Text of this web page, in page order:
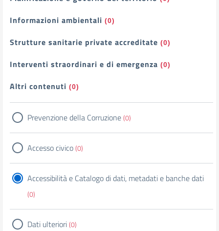
Informazioni ambientali (0)
Strutture sanitarie private accreditate (0)
Interventi straordinari e di emergenza (0)
Altri contenuti (0)
Prevenzione della Corruzione(0)
Accesso civico(0)
Accessibilità e Catalogo di dati, metadati e banche dati
(0)
Dati ulteriori(0)